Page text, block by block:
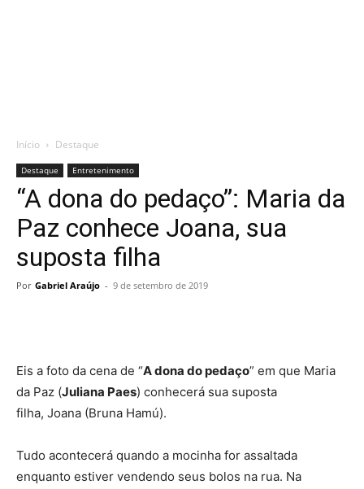
Início Destaque
Destaque Entretenimento
“A dona do pedaço”: Maria da
Paz conhece Joana, sua
suposta filha
Por Gabriel Araújo - 9 de setembro de 2019
Eis a foto da cena de “A dona do pedaço” em que Maria
da Paz (Juliana Paes) conhecerá sua suposta
filha, Joana (Bruna Hamú).
Tudo acontecerá quando a mocinha for assaltada
enquanto estiver vendendo seus bolos na rua. Na